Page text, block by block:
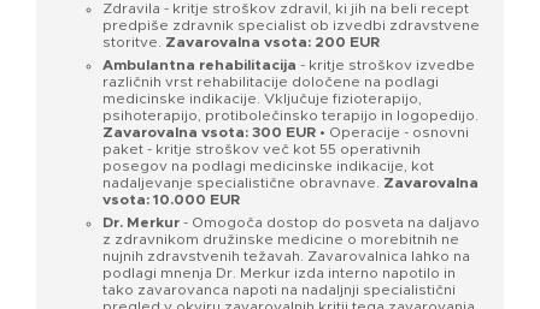
Zdravila - kritje stroškov zdravil, ki jih na beli recept
predpiše zdravnik specialist ob izvedbi zdravstvene
storitve. Zavarovalna vsota: 200 EUR
Ambulantna rehabilitacija - kritje stroškov izvedbe
različnih vrst rehabilitacije določene na podlagi
medicinske indikacije. Vključuje fizioterapijo,
psihoterapijo, protibolečinsko terapijo in logopedijo.
Zavarovalna vsota: 300 EUR • Operacije - osnovni
paket - kritje stroškov več kot 55 operativnih
posegov na podlagi medicinske indikacije, kot
nadaljevanje specialistične obravnave. Zavarovalna
vsota: 10.000 EUR
Dr. Merkur - Omogoča dostop do posveta na daljavo
z zdravnikom družinske medicine o morebitnih ne
nujnih zdravstvenih težavah. Zavarovalnica lahko na
podlagi mnenja Dr. Merkur izda interno napotilo in
tako zavarovanca napoti na nadaljnji specialistični